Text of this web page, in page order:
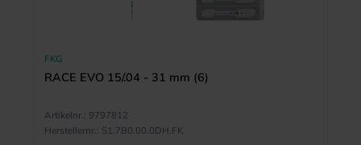
FKG
RACE EVO 15/.04 - 31 mm (6)
Artikelnr.: 9797812
Herstellernr.: S1.7B0.00.0DH.FK